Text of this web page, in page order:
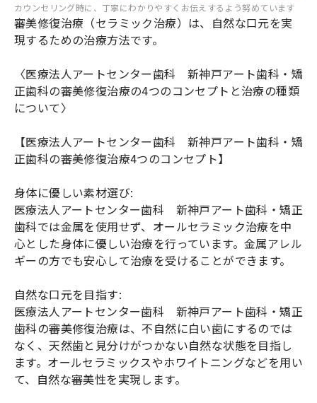
カウンセリング時に、丁寧にわかりやすくお伝えするよう努めています
審美修復治療（セラミック治療）は、自然な口元を実
現するための治療方法です。
〈医療法人アートセンター歯科 新神戸アート歯科・矯
正歯科の審美修復治療の4つのコンセプトと治療の種類
について〉
【医療法人アートセンター歯科 新神戸アート歯科・矯
正歯科の審美修復治療4つのコンセプト】
身体に優しい素材選び:
医療法人アートセンター歯科 新神戸アート歯科・矯正
歯科では金属を使用せず、オールセラミック治療を中
心とした身体に優しい治療を行っています。金属アレル
ギーの方でも安心して治療を受けることができます。
自然な口元を目指す:
医療法人アートセンター歯科 新神戸アート歯科・矯正
歯科の審美修復治療は、不自然に白い歯にするのでは
なく、天然歯と見分けがつかない自然な状態を目指し
ます。オールセラミックスやホワイトニングなどを用い
て、自然な審美性を実現します。